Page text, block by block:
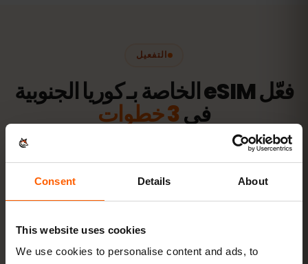
Consent Details About
This website uses cookies
We use cookies to personalise content and ads, to
التفعيل
فعّل eSIM الخاصة بـ كوريا الجنوبية
في3 خطوات
جاهزة خلال دقائق — دون شريحة SIM فعلية.